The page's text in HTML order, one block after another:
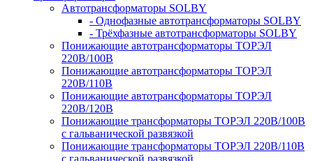
Автотрансформаторы SOLBY
- Однофазные автотрансформаторы SOLBY
- Трёхфазные автотрансформаторы SOLBY
Понижающие автотрансформаторы ТОРЭЛ
220В/100В
Понижающие автотрансформаторы ТОРЭЛ
220В/110В
Понижающие автотрансформаторы ТОРЭЛ
220В/120В
Понижающие трансформаторы ТОРЭЛ 220В/100В
с гальванической развязкой
Понижающие трансформаторы ТОРЭЛ 220В/110В
с гальванической развязкой